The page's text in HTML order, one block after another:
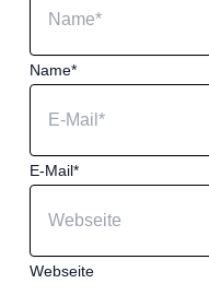
Name*
E-Mail*
Webseite